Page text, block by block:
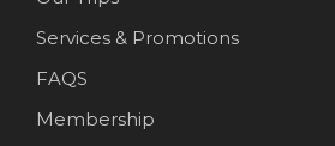
Services & Promotions
FAQS
Membership